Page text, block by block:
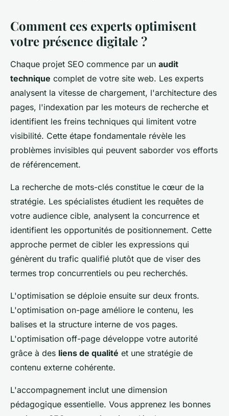
Comment ces experts optimisent
votre présence digitale ?
Chaque projet SEO commence par un audit
technique complet de votre site web. Les experts
analysent la vitesse de chargement, l'architecture des
pages, l'indexation par les moteurs de recherche et
identifient les freins techniques qui limitent votre
visibilité. Cette étape fondamentale révèle les
problèmes invisibles qui peuvent saborder vos efforts
de référencement.
La recherche de mots-clés constitue le cœur de la
stratégie. Les spécialistes étudient les requêtes de
votre audience cible, analysent la concurrence et
identifient les opportunités de positionnement. Cette
approche permet de cibler les expressions qui
génèrent du trafic qualifié plutôt que de viser des
termes trop concurrentiels ou peu recherchés.
L'optimisation se déploie ensuite sur deux fronts.
L'optimisation on-page améliore le contenu, les
balises et la structure interne de vos pages.
L'optimisation off-page développe votre autorité
grâce à des liens de qualité et une stratégie de
contenu externe cohérente.
L'accompagnement inclut une dimension
pédagogique essentielle. Vous apprenez les bonnes